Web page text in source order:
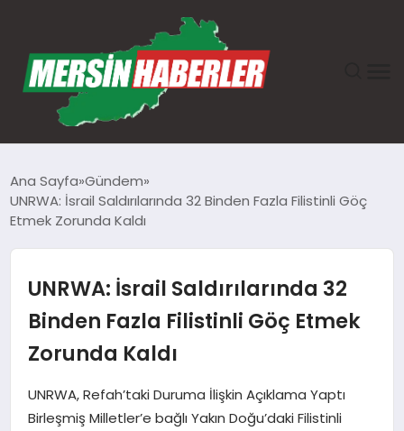
GÜNDEM
TEKNOLOJI
SPOR
Ana Sayfa Gündem
UNRWA: İsrail Saldırılarında 32 Binden Fazla Filistinli Göç
Etmek Zorunda Kaldı
UNRWA: İsrail Saldırılarında 32
Binden Fazla Filistinli Göç Etmek
Zorunda Kaldı
UNRWA, Refah’taki Duruma İlişkin Açıklama Yaptı
Birleşmiş Milletler’e bağlı Yakın Doğu’daki Filistinli